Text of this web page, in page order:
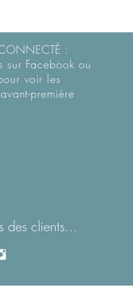
:
sur Facebook ou
voir les
avant-première
des clients...